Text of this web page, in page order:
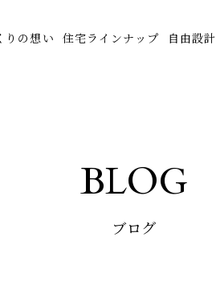
りの想い 住宅ラインナップ 自由設計
BLOG
ブログ